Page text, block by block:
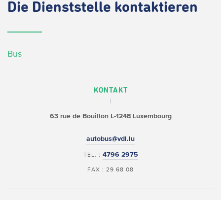
Die Dienststelle kontaktieren
Bus
KONTAKT
63 rue de BouillonL-1248 Luxembourg
autobus@vdl.lu
TEL. : 4796 2975
FAX : 29 68 08